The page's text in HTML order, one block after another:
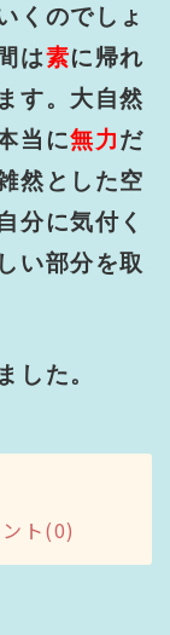
くのでしょ
は素に帰れ
す。大自然
当に無力だ
然とした空
分に気付く
い部分を取
した。
ト(0)